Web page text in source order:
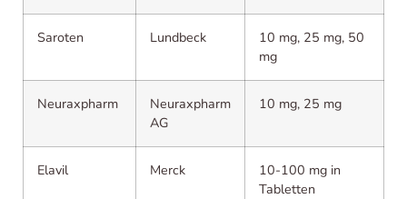
Saroten Lundbeck
10 mg, 25 mg, 50
mg
Neuraxpharm
Neuraxpharm
AG
10 mg, 25 mg
Elavil Merck
10-100 mg in
Tabletten